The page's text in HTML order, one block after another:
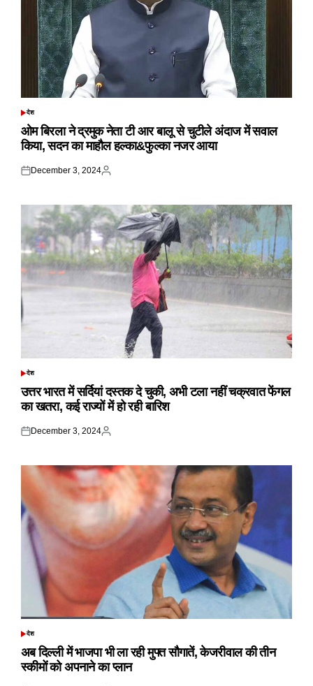
POSTED
देश
ओम बिरला ने द्रमुक नेता टी आर बालू से चुटीले अंदाज में सवाल
किया, सदन का माहौल हल्का&फुल्का नजर आया
Posted
December 3, 2024
Posted
POSTED
देश
उत्तर भारत में सर्दियां दस्तक दे चुकी, अभी टला नहीं चक्रवात फेंगल
का खतरा, कई राज्यों में हो रही बारिश
Posted
December 3, 2024
Posted
POSTED
देश
अब दिल्ली में भाजपा भी ला रही मुफ्त सौगातें, केजरीवाल की तीन
स्कीमों को अपनाने का प्लान